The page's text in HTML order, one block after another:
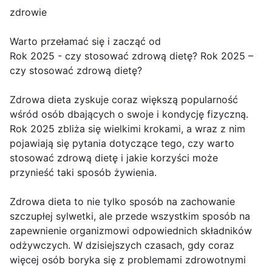
zdrowie
Warto przełamać się i zacząć od
Rok 2025 - czy stosować zdrową dietę? Rok 2025 –
czy stosować zdrową dietę?
Zdrowa dieta zyskuje coraz większą popularność
wśród osób dbających o swoje i kondycję fizyczną.
Rok 2025 zbliża się wielkimi krokami, a wraz z nim
pojawiają się pytania dotyczące tego, czy warto
stosować zdrową dietę i jakie korzyści może
przynieść taki sposób żywienia.
Zdrowa dieta to nie tylko sposób na zachowanie
szczupłej sylwetki, ale przede wszystkim sposób na
zapewnienie organizmowi odpowiednich składników
odżywczych. W dzisiejszych czasach, gdy coraz
więcej osób boryka się z problemami zdrowotnymi